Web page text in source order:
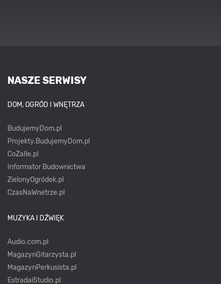
NASZE SERWISY
DOM, OGRÓD I WNĘTRZA
BudujemyDom.pl
Projekty.BudujemyDom.pl
CoZaIle.pl
Informator Budownictwa
ZielonyOgródek.pl
CzasNaWnetrze.pl
MUZYKA I DŹWIĘK
Audio.com.pl
MagazynGitarzysta.pl
MagazynPerkusista.pl
EstradaiStudio.pl